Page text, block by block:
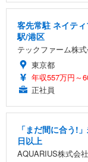
客先常駐 ネイテ
駅/港区
テックファーム株
東京都
年収557万円～
正社員
「まだ間に合う!
日以上
AQUARIUS株式会社